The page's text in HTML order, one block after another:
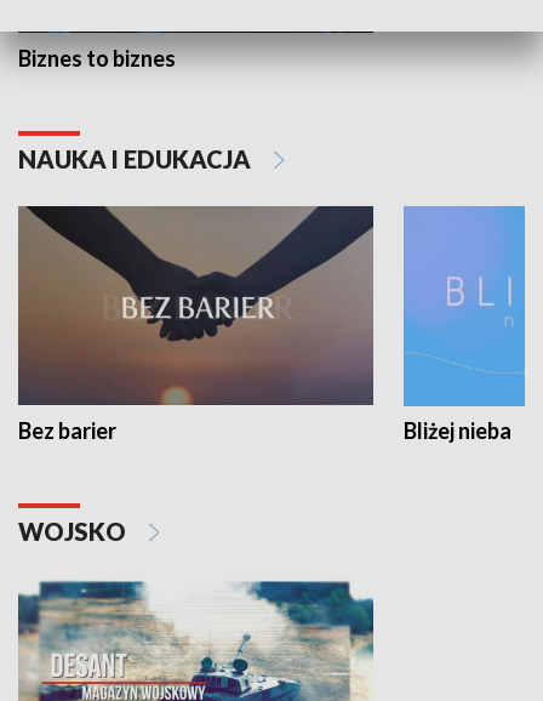
Biznes to biznes
NAUKA I EDUKACJA
Bez barier Bliżej nieba
WOJSKO